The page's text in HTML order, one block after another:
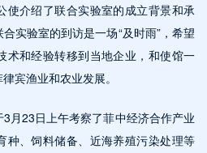
使介绍了联合实验室的成立背景和承
实验室的到访是一场“及时雨”，希望
术和经验转移到当地企业，和使馆一
宾渔业和农业发展。
月23日上午考察了菲中经济合作产业
种、饲料储备、近海养殖污染处理等